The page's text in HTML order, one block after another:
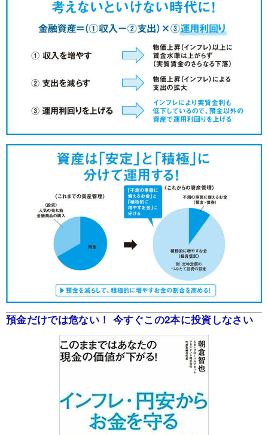
預金だけでは危ない！ 今すぐこの2本に投資しなさい